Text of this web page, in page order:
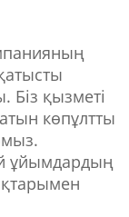
Біз қызметі
көпұлтты
ұйымдардың